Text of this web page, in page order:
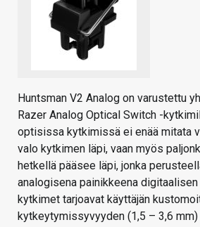
Huntsman V2 Analog on varustettu
Razer Analog Optical Switch -
optisissa kytkimissä ei enää mitata
valo kytkimen läpi, vaan myös
hetkellä pääsee läpi, jonka
analogisena painikkeena
kytkimet tarjoavat käyttäjän
kytkeytymissyvyyden (1,5 – 3,6